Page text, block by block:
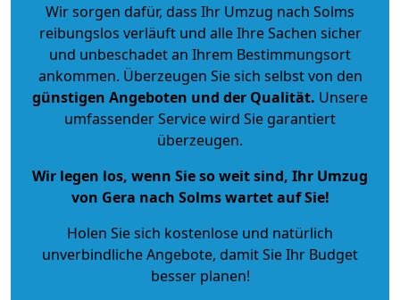
Wir sorgen dafür, dass Ihr Umzug nach Solms
reibungslos verläuft und alle Ihre Sachen sicher
und unbeschadet an Ihrem Bestimmungsort
ankommen. Überzeugen Sie sich selbst von den
günstigen Angeboten und der Qualität. Unsere
umfassender Service wird Sie garantiert
überzeugen.
Wir legen los, wenn Sie so weit sind, Ihr Umzug
von Gera nach Solms wartet auf Sie!
Holen Sie sich kostenlose und natürlich
unverbindliche Angebote, damit Sie Ihr Budget
besser planen!